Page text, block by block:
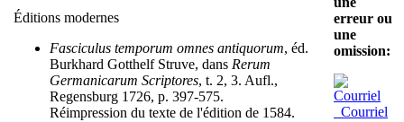
Éditions modernes
Fasciculus temporum omnes antiquorum, éd.
Burkhard Gotthelf Struve, dans Rerum
Germanicarum Scriptores, t. 2, 3. Aufl.,
Regensburg 1726, p. 397-575.
Réimpression du texte de l'édition de 1584.
erreur ou
une
omission:
Courriel